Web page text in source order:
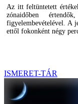
Az itt feltüntetett
zónaidőben
figyelembevételével. A
ettől fokonként négy
ISMERET-TÁR